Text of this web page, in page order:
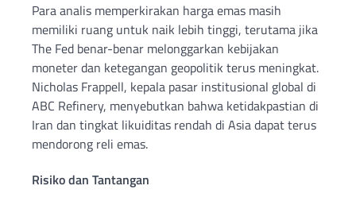
Para analis memperkirakan harga emas masih
memiliki ruang untuk naik lebih tinggi, terutama jika
The Fed benar-benar melonggarkan kebijakan
moneter dan ketegangan geopolitik terus meningkat.
Nicholas Frappell, kepala pasar institusional global di
ABC Refinery, menyebutkan bahwa ketidakpastian di
Iran dan tingkat likuiditas rendah di Asia dapat terus
mendorong reli emas.
Risiko dan Tantangan